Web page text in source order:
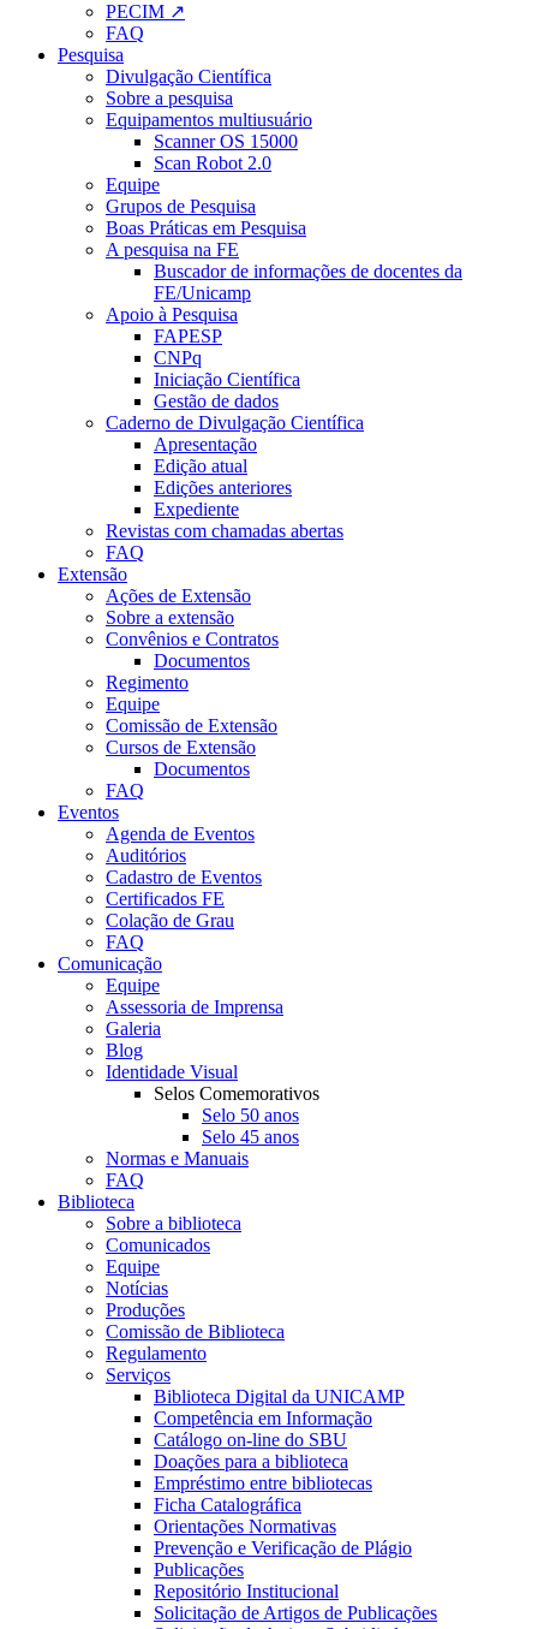
PECIM ↗
FAQ
Pesquisa
Divulgação Científica
Sobre a pesquisa
Equipamentos multiusuário
Scanner OS 15000
Scan Robot 2.0
Equipe
Grupos de Pesquisa
Boas Práticas em Pesquisa
A pesquisa na FE
Buscador de informações de docentes da
FE/Unicamp
Apoio à Pesquisa
FAPESP
CNPq
Iniciação Científica
Gestão de dados
Caderno de Divulgação Científica
Apresentação
Edição atual
Edições anteriores
Expediente
Revistas com chamadas abertas
FAQ
Extensão
Ações de Extensão
Sobre a extensão
Convênios e Contratos
Documentos
Regimento
Equipe
Comissão de Extensão
Cursos de Extensão
Documentos
FAQ
Eventos
Agenda de Eventos
Auditórios
Cadastro de Eventos
Certificados FE
Colação de Grau
FAQ
Comunicação
Equipe
Assessoria de Imprensa
Galeria
Blog
Identidade Visual
Selos Comemorativos
Selo 50 anos
Selo 45 anos
Normas e Manuais
FAQ
Biblioteca
Sobre a biblioteca
Comunicados
Equipe
Notícias
Produções
Comissão de Biblioteca
Regulamento
Serviços
Biblioteca Digital da UNICAMP
Competência em Informação
Catálogo on-line do SBU
Doações para a biblioteca
Empréstimo entre bibliotecas
Ficha Catalográfica
Orientações Normativas
Prevenção e Verificação de Plágio
Publicações
Repositório Institucional
Solicitação de Artigos de Publicações